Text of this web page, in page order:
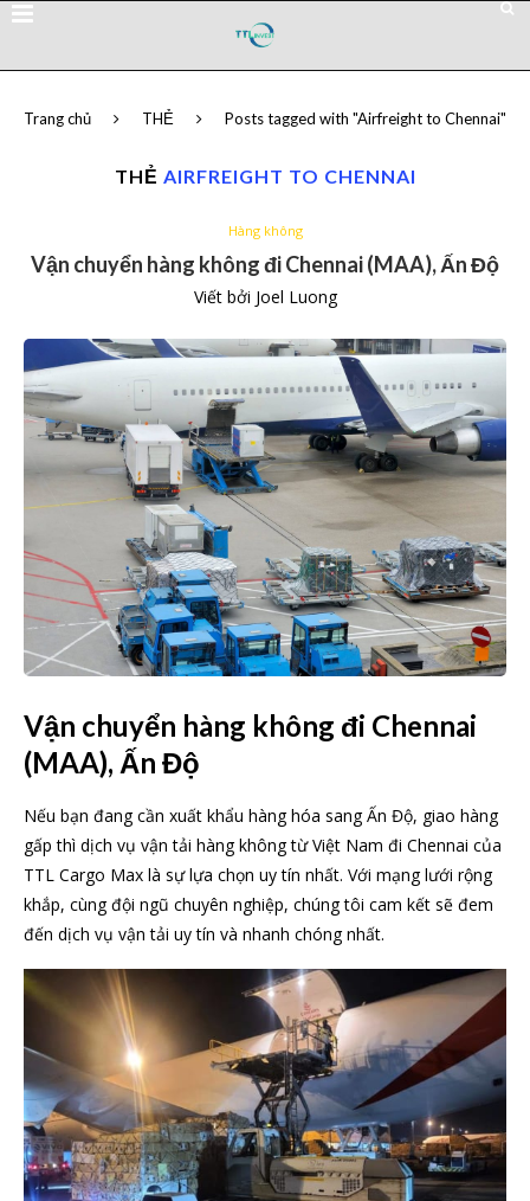
Trang chủ THẺ Posts tagged with "Airfreight to Chennai"
THẺ AIRFREIGHT TO CHENNAI
Hàng không
Vận chuyển hàng không đi Chennai (MAA), Ấn Độ
Viết bởi Joel Luong
Vận chuyển hàng không đi Chennai
(MAA), Ấn Độ
Nếu bạn đang cần xuất khẩu hàng hóa sang Ấn Độ, giao hàng
gấp thì dịch vụ vận tải hàng không từ Việt Nam đi Chennai của
TTL Cargo Max là sự lựa chọn uy tín nhất. Với mạng lưới rộng
khắp, cùng đội ngũ chuyên nghiệp, chúng tôi cam kết sẽ đem
đến dịch vụ vận tải uy tín và nhanh chóng nhất.